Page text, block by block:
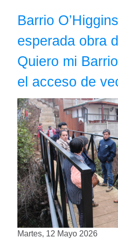
Barrio
esperada obra
Quiero mi
el acceso de
Martes, 12 Mayo 2026